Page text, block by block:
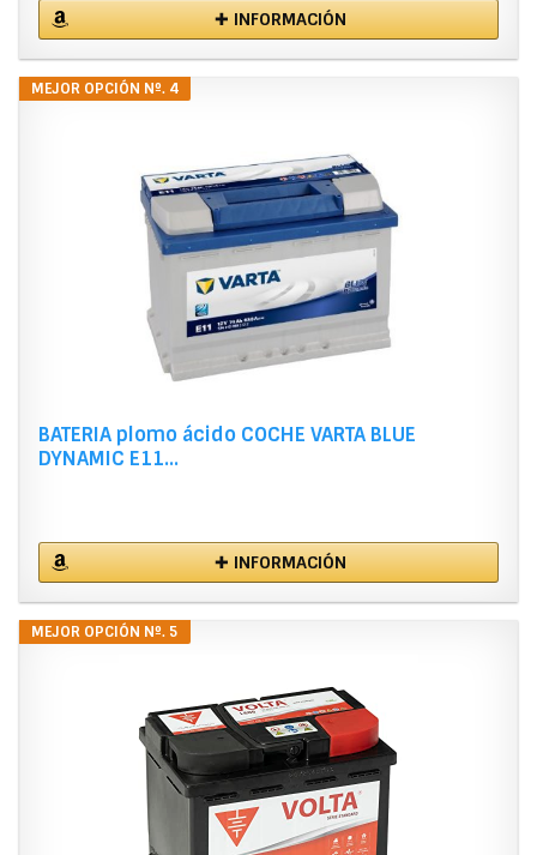
✚ INFORMACIÓN
MEJOR OPCIÓN Nº. 4
BATERIA plomo ácido COCHE VARTA BLUE
DYNAMIC E11...
✚ INFORMACIÓN
MEJOR OPCIÓN Nº. 5